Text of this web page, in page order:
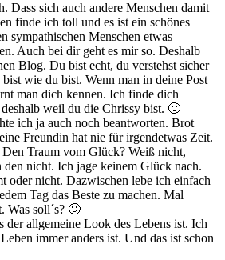
Dass sich auch andere Menschen damit
finde ich toll und es ist ein schönes
sympathischen Menschen etwas
Auch bei dir geht es mir so. Deshalb
Blog. Du bist echt, du verstehst sicher
wie du bist. Wenn man in deine Post
man dich kennen. Ich finde dich
weil du die Chrissy bist. 🙂
ich ja auch noch beantworten. Brot
Freundin hat nie für irgendetwas Zeit.
Den Traum vom Glück? Weiß nicht,
den nicht. Ich jage keinem Glück nach.
oder nicht. Dazwischen lebe ich einfach
Tag das Beste zu machen. Mal
Was soll´s? 🙂
der allgemeine Look des Lebens ist. Ich
immer anders ist. Und das ist schon